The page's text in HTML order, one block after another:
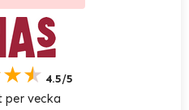
4.5/5
per vecka